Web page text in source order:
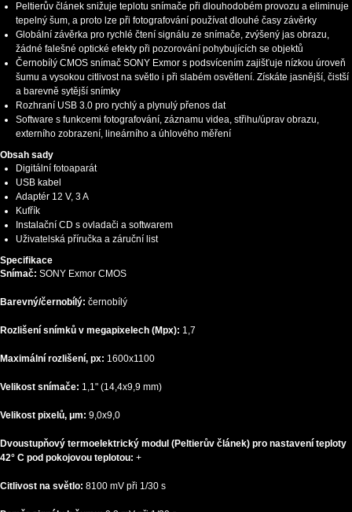
Peltierův článek snižuje teplotu snímače při dlouhodobém provozu a eliminuje
tepelný šum, a proto lze při fotografování používat dlouhé časy závěrky
Globální závěrka pro rychlé čtení signálu ze snímače, zvýšený jas obrazu,
žádné falešné optické efekty při pozorování pohybujících se objektů
Černobílý CMOS snímač SONY Exmor s podsvícením zajišťuje nízkou úroveň
šumu a vysokou citlivost na světlo i při slabém osvětlení. Získáte jasnější, čistší
a barevně sytější snímky
Rozhraní USB 3.0 pro rychlý a plynulý přenos dat
Software s funkcemi fotografování, záznamu videa, střihu/úprav obrazu,
externího zobrazení, lineárního a úhlového měření
Obsah sady
Digitální fotoaparát
USB kabel
Adaptér 12 V, 3 A
Kufřík
Instalační CD s ovladači a softwarem
Uživatelská příručka a záruční list
Specifikace
Snímač: SONY Exmor CMOS
Barevný/černobílý: černobílý
Rozlišení snímků v megapixelech (Mpx): 1,7
Maximální rozlišení, px: 1600x1100
Velikost snímače: 1,1" (14,4x9,9 mm)
Velikost pixelů, μm: 9,0x9,0
Dvoustupňový termoelektrický modul (Peltierův článek) pro nastavení teploty
42° C pod pokojovou teplotou: +
Citlivost na světlo: 8100 mV při 1/30 s